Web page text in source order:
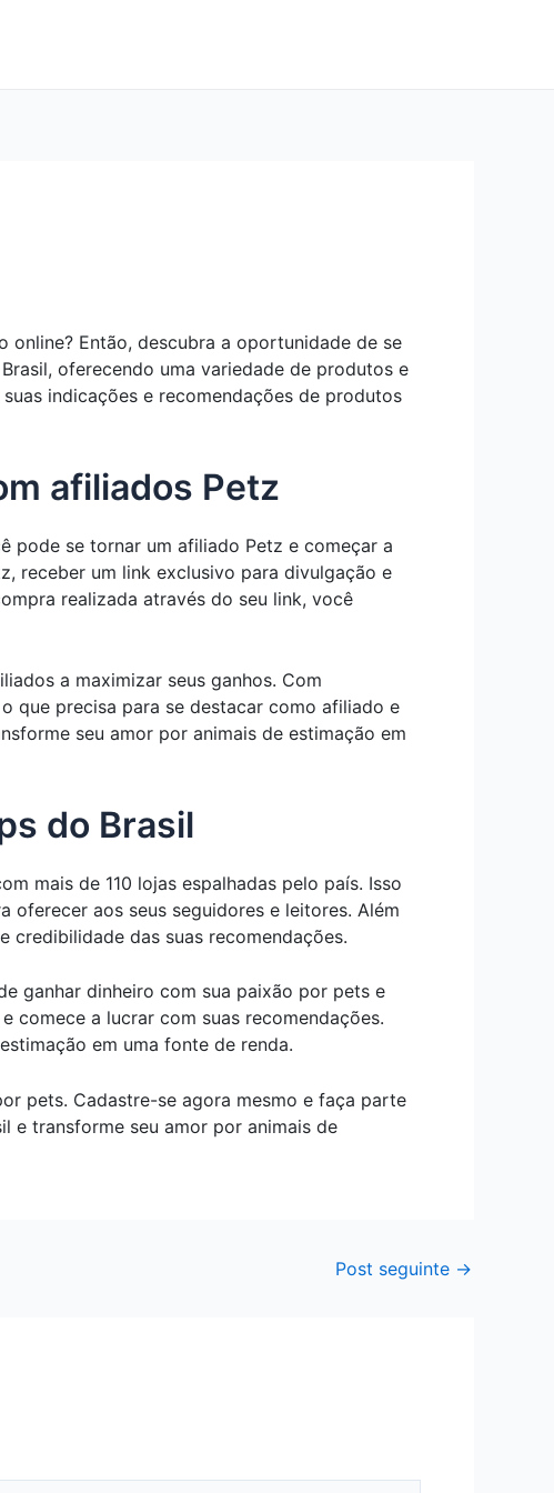
online? Então, descubra a oportunidade de se
oferecendo uma variedade de produtos e
indicações e recomendações de produtos
afiliados Petz
pode se tornar um afiliado Petz e começar a
receber um link exclusivo para divulgação e
realizada através do seu link, você
a maximizar seus ganhos. Com
que precisa para se destacar como afiliado e
seu amor por animais de estimação em
do Brasil
mais de 110 lojas espalhadas pelo país. Isso
oferecer aos seus seguidores e leitores. Além
credibilidade das suas recomendações.
ganhar dinheiro com sua paixão por pets e
comece a lucrar com suas recomendações.
em uma fonte de renda.
pets. Cadastre-se agora mesmo e faça parte
e transforme seu amor por animais de
Post seguinte →